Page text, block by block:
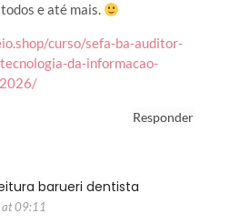
e até mais.
curso/sefa-ba-auditor-
da-informacao-
Responder
barueri dentista
09:11